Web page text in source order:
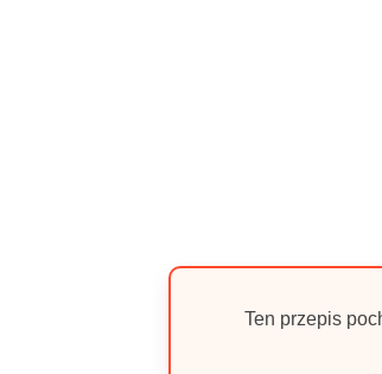
Ten przepis